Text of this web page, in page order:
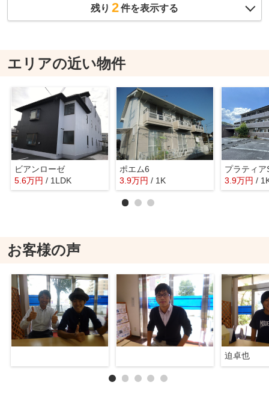
残り 2件を表示する
エリアの近い物件
ビアンローゼ
5.6万円 / 1LDK
ポエム6
3.9万円 / 1K
プラティア
3.9万円 /
お客様の声
迫卓也